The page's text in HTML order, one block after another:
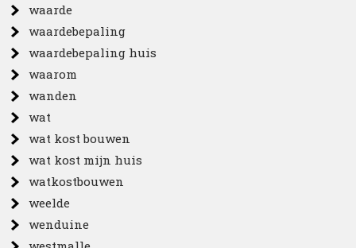
waarde
waardebepaling
waardebepaling huis
waarom
wanden
wat
wat kost bouwen
wat kost mijn huis
watkostbouwen
weelde
wenduine